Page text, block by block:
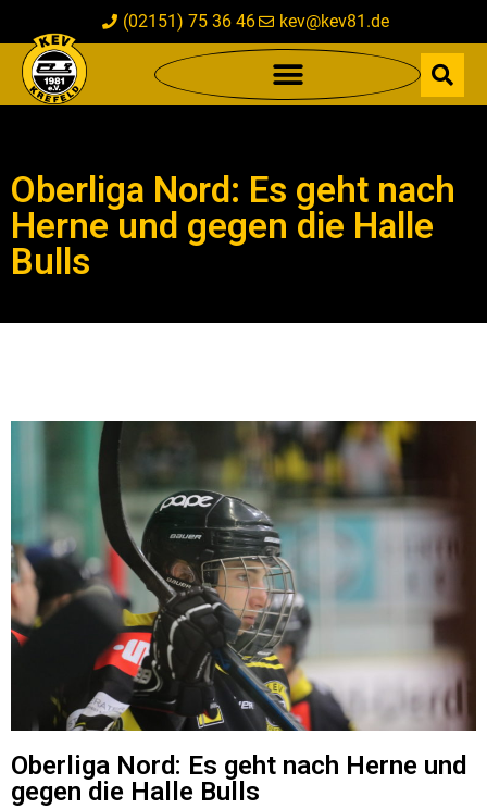
(02151) 75 36 46 kev@kev81.de
Oberliga Nord: Es geht nach
Herne und gegen die Halle
Bulls
Oberliga Nord: Es geht nach Herne und
gegen die Halle Bulls